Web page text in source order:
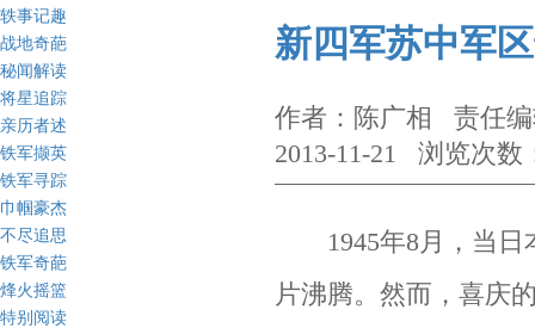
轶事记趣
战地奇葩
秘闻解读
将星追踪
亲历者述
铁军撷英
铁军寻踪
巾帼豪杰
不尽追思
铁军奇葩
烽火摇篮
特别阅读
新四军苏中军
作者：陈广相 责任
2013-11-21 浏览次数
1945年8月，当日
片沸腾。 然而，喜庆